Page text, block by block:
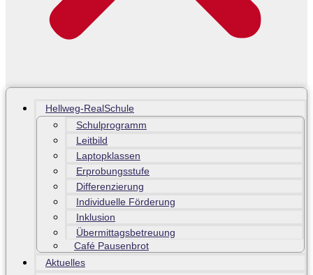
Hellweg-RealSchule
Schulprogramm
Leitbild
Laptopklassen
Erprobungsstufe
Differenzierung
Individuelle Förderung
Inklusion
Übermittagsbetreuung
Café Pausenbrot
Aktuelles